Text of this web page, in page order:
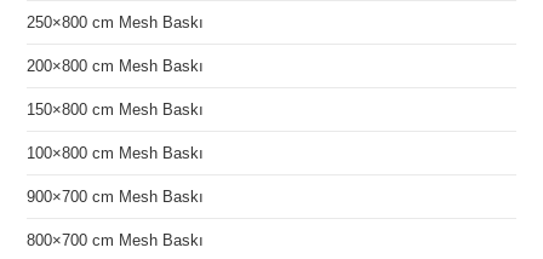
250×800 cm Mesh Baskı
200×800 cm Mesh Baskı
150×800 cm Mesh Baskı
100×800 cm Mesh Baskı
900×700 cm Mesh Baskı
800×700 cm Mesh Baskı